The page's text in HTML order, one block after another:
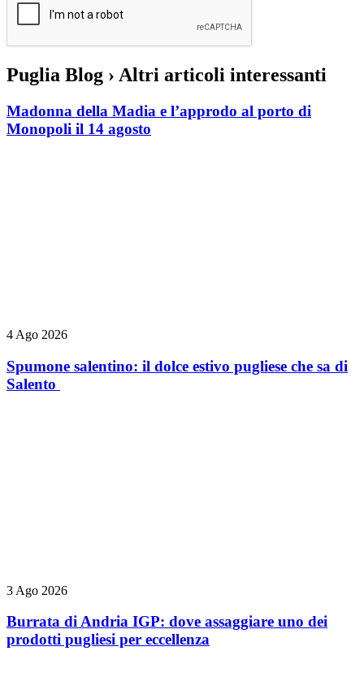
Puglia Blog › Altri articoli interessanti
Madonna della Madia e l’approdo al porto di
Monopoli il 14 agosto
4 Ago 2026
Spumone salentino: il dolce estivo pugliese che sa di
Salento
3 Ago 2026
Burrata di Andria IGP: dove assaggiare uno dei
prodotti pugliesi per eccellenza